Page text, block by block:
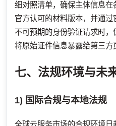
细对照清单，确保主体信息
官方认可的材料版本，并通过
不可预期的身份验证请求时
将原始证件信息暴露给第三方
七、法规环境与未
1) 国际合规与本地法规
全球云服务市场的合规环境